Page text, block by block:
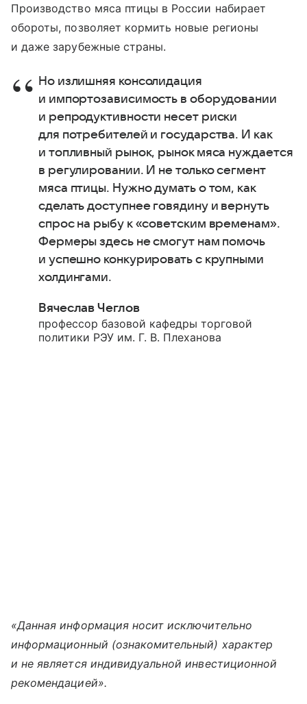
Производство мяса птицы в России набирает
обороты, позволяет кормить новые регионы
и даже зарубежные страны.
Но излишняя консолидация
и импортозависимость в оборудовании
и репродуктивности несет риски
для потребителей и государства. И как
и топливный рынок, рынок мяса нуждается
в регулировании. И не только сегмент
мяса птицы. Нужно думать о том, как
сделать доступнее говядину и вернуть
спрос на рыбу к «советским временам».
Фермеры здесь не смогут нам помочь
и успешно конкурировать с крупными
холдингами.
Вячеслав Чеглов
профессор базовой кафедры торговой
политики РЭУ им. Г. В. Плеханова
«Данная информация носит исключительно
информационный (ознакомительный) характер
и не является индивидуальной инвестиционной
рекомендацией».